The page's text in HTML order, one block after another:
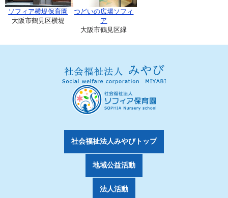
ソフィア横堤保育園
大阪市鶴見区横堤
つどいの広場ソフィ
ア
大阪市鶴見区緑
社会福祉法人みやびトップ
地域公益活動
法人活動